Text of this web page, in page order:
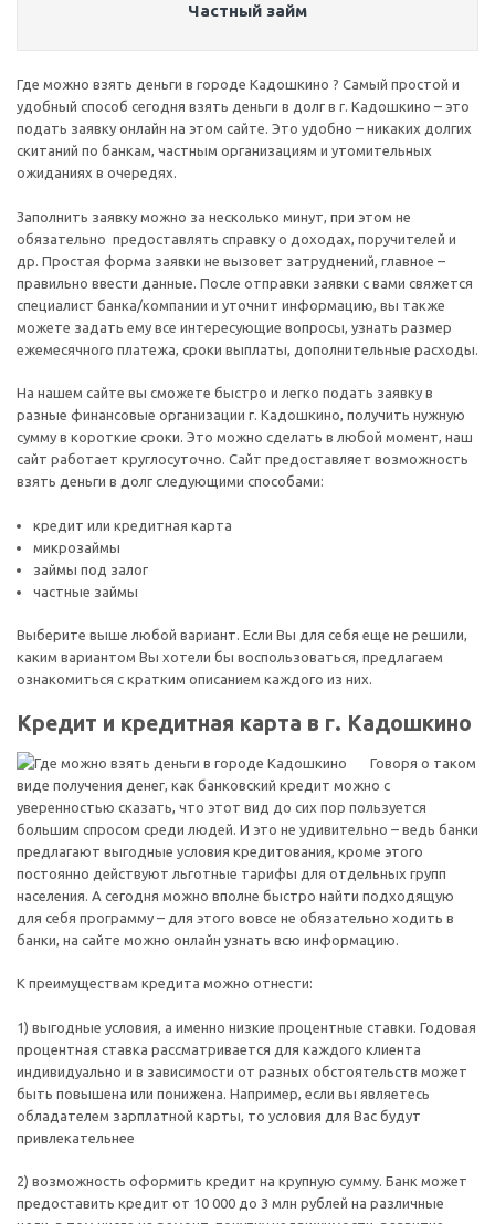
Частный займ
Где можно взять деньги в городе Кадошкино ? Самый простой и
удобный способ сегодня взять деньги в долг в г. Кадошкино – это
подать заявку онлайн на этом сайте. Это удобно – никаких долгих
скитаний по банкам, частным организациям и утомительных
ожиданиях в очередях.
Заполнить заявку можно за несколько минут, при этом не
обязательно предоставлять справку о доходах, поручителей и
др. Простая форма заявки не вызовет затруднений, главное –
правильно ввести данные. После отправки заявки с вами свяжется
специалист банка/компании и уточнит информацию, вы также
можете задать ему все интересующие вопросы, узнать размер
ежемесячного платежа, сроки выплаты, дополнительные расходы.
На нашем сайте вы сможете быстро и легко подать заявку в
разные финансовые организации г. Кадошкино, получить нужную
сумму в короткие сроки. Это можно сделать в любой момент, наш
сайт работает круглосуточно. Сайт предоставляет возможность
взять деньги в долг следующими способами:
кредит или кредитная карта
микрозаймы
займы под залог
частные займы
Выберите выше любой вариант. Если Вы для себя еще не решили,
каким вариантом Вы хотели бы воспользоваться, предлагаем
ознакомиться с кратким описанием каждого из них.
Кредит и кредитная карта в г. Кадошкино
Говоря о таком
виде получения денег, как банковский кредит можно с
уверенностью сказать, что этот вид до сих пор пользуется
большим спросом среди людей. И это не удивительно – ведь банки
предлагают выгодные условия кредитования, кроме этого
постоянно действуют льготные тарифы для отдельных групп
населения. А сегодня можно вполне быстро найти подходящую
для себя программу – для этого вовсе не обязательно ходить в
банки, на сайте можно онлайн узнать всю информацию.
К преимуществам кредита можно отнести:
1) выгодные условия, а именно низкие процентные ставки. Годовая
процентная ставка рассматривается для каждого клиента
индивидуально и в зависимости от разных обстоятельств может
быть повышена или понижена. Например, если вы являетесь
обладателем зарплатной карты, то условия для Вас будут
привлекательнее
2) возможность оформить кредит на крупную сумму. Банк может
предоставить кредит от 10 000 до 3 млн рублей на различные